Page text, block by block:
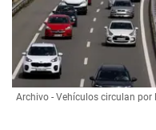
Archivo - Vehículos circulan